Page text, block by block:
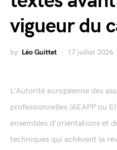
vigueur du
by Léo Guittet 17 juillet 2026
L'Autorité européenne des
professionnelles (AEAPP ou
ensembles d'orientations et
techniques qui achèvent la